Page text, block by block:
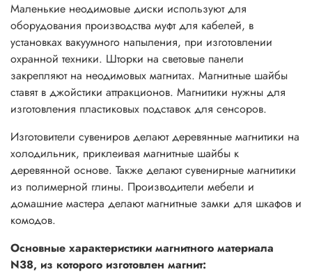
Маленькие неодимовые диски используют для
оборудования производства муфт для кабелей, в
установках вакуумного напыления, при изготовлении
охранной техники. Шторки на световые панели
закрепляют на неодимовых магнитах. Магнитные шайбы
ставят в джойстики аттракционов. Магнитики нужны для
изготовления пластиковых подставок для сенсоров.
Изготовители сувениров делают деревянные магнитики на
холодильник, приклеивая магнитные шайбы к
деревянной основе. Также делают сувенирные магнитики
из полимерной глины. Производители мебели и
домашние мастера делают магнитные замки для шкафов и
комодов.
Основные характеристики магнитного материала
N38, из которого изготовлен магнит: